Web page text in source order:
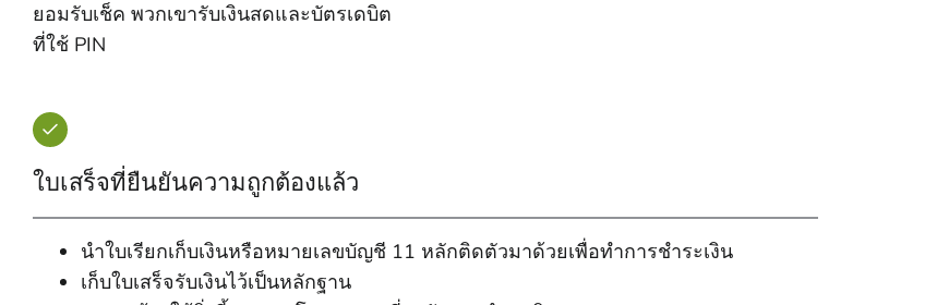
ยอมรับเช็ค พวกเขารับเงินสดและบัตรเดบิต
ที่ใช้ PIN
ใบเสร็จที่ยืนยันความถูกต้องแล้ว
นําใบเรียกเก็บเงินหรือหมายเลขบัญชี 11 หลักติดตัวมาด้วยเพื่อทําการชําระเงิน
เก็บใบเสร็จรับเงินไว้เป็นหลักฐาน